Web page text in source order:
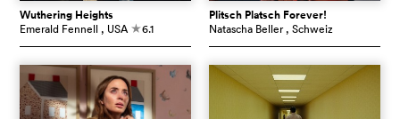
Wuthering Heights
Emerald Fennell , USA c6.1
Plitsch Platsch Forever!
Natascha Beller , Schweiz